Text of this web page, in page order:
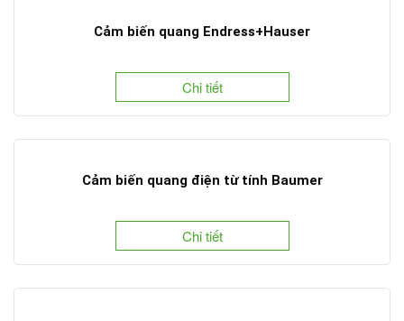
Cảm biến quang Endress+Hauser
Chi tiết
Cảm biến quang điện từ tính Baumer
Chi tiết